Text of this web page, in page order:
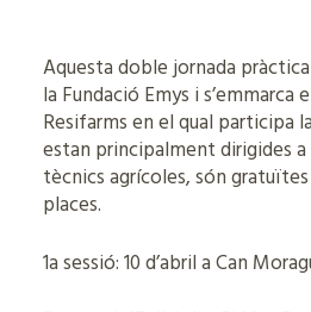
Aquesta doble jornada
la Fundació Emys i s’emmarca
Resifarms en el qual participa
estan principalment dirigides
tècnics agrícoles, són
places.
1a sessió: 10 d’abril a Can